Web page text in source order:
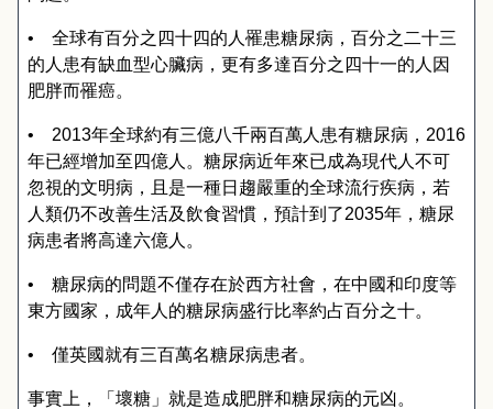
•
全球有百分之四十四的人罹患糖尿病，百分之二十三
的人患有缺血型心臟病，更有多達百分之四十一的人因
肥胖而罹癌。
• 2013年全球約有三億八千兩百萬人患有糖尿病， 2016
年已經增加至四億人。糖尿病近年來已成為現代人不可
忽視的文明病，且是一種日趨嚴重的全球流行疾病，若
人類仍不改善生活及飲食習慣，預計到了2035年，糖尿
病患者將高達六億人。
•
糖尿病的問題不僅存在於西方社會，在中國和印度等
東方國家，成年人的糖尿病盛行比率約占百分之十。
• 僅英國就有三百萬名糖尿病患者。
事實上，「壞糖」就是造成肥胖和糖尿病的元凶。